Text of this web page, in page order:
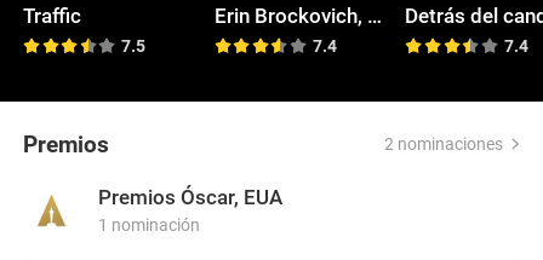
Traffic
7.5
Erin Brockovich, una mujer audaz
7.4 7.4
Premios 2 nominaciones
Premios Óscar, EUA
1 nominación